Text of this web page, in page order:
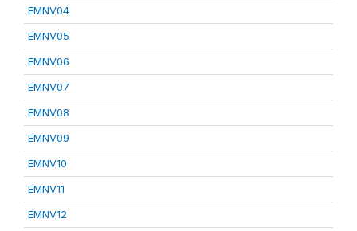
EMNV04
EMNV05
EMNV06
EMNV07
EMNV08
EMNV09
EMNV10
EMNV11
EMNV12